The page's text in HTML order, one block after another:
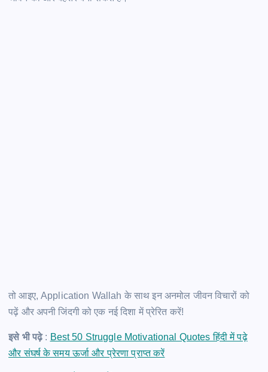
तो आइए, Application Wallah के साथ इन अनमोल जीवन विचारों को
पढ़ें और अपनी जिंदगी को एक नई दिशा में प्रेरित करें!
इसे भी पढ़े : Best 50 Struggle Motivational Quotes हिंदी में पढ़े
और संघर्ष के समय ऊर्जा और प्रेरणा प्राप्त करें